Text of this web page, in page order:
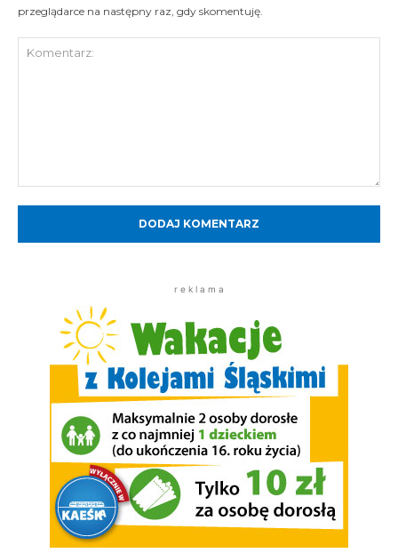
przeglądarce na następny raz, gdy skomentuję.
r e k l a m a